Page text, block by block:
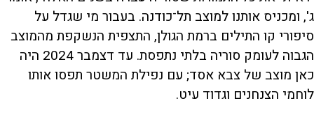
ג', ומכניס אותנו למוצב תל־כודנה. בעבור מי שגדל על
סיפורי קו התילים ברמת הגולן, התצפית הנשקפת מהמוצב
הגבוה לעומק סוריה בלתי נתפסת. עד דצמבר 2024 היה
כאן מוצב של צבא אסד; עם נפילת המשטר תפסו אותו
לוחמי הצנחנים וגדוד עיט.